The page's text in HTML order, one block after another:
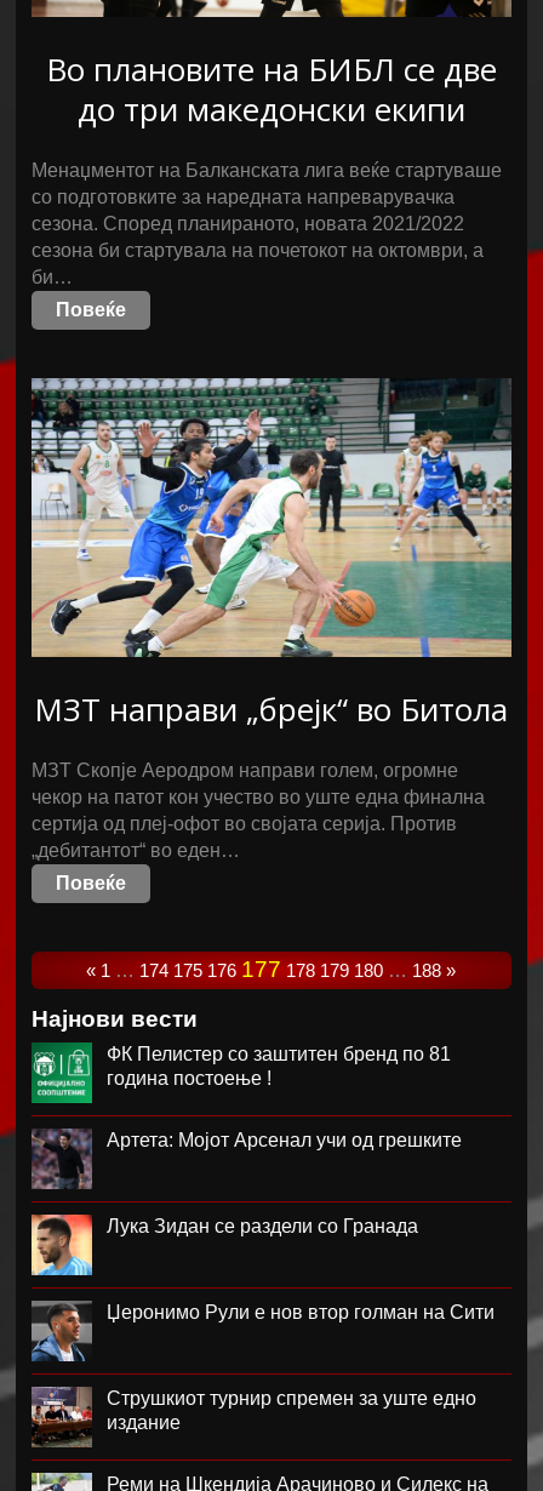
Во плановите на БИБЛ се две
до три македонски екипи
Менаџментот на Балканската лига веќе стартуваше
со подготовките за наредната напреварувачка
сезона. Според планираното, новата 2021/2022
сезона би стартувала на почетокот на октомври, а
би…
Повеќе
МЗТ направи „брејк“ во Битола
МЗТ Скопје Аеродром направи голем, огромне
чекор на патот кон учество во уште една финална
сертија од плеј-офот во својата серија. Против
„дебитантот“ во еден…
Повеќе
« 1 … 174 175 176 177 178 179 180 … 188 »
Најнови вести
ФК Пелистер со заштитен бренд по 81
година постоење !
Артета: Мојот Арсенал учи од грешките
Лука Зидан се раздели со Гранада
Џеронимо Рули е нов втор голман на Сити
Струшкиот турнир спремен за уште едно
издание
Реми на Шкендија Арачиново и Силекс на